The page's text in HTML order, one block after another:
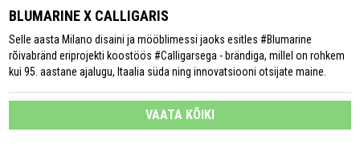
BLUMARINE X CALLIGARIS
Selle aasta Milano disaini ja mööblimessi jaoks esitles #Blumarine
rõivabränd eriprojekti koostöös #Calligarsega - brändiga, millel on rohkem
kui 95. aastane ajalugu, Itaalia süda ning innovatsiooni otsijate maine.
VAATA KÕIKI